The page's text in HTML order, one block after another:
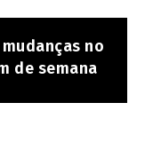
no
de semana